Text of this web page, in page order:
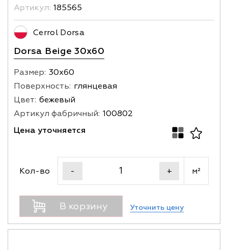
Артикул: 185565
Cerrol Dorsa
Dorsa Beige 30x60
Размер: 30х60
Поверхность: глянцевая
Цвет: бежевый
Артикул фабричный: 100802
Цена уточняется
Кол-во - + м²
В корзину Уточнить цену